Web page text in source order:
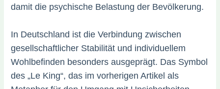
damit die psychische Belastung der Bevölkerung.
In Deutschland ist die Verbindung zwischen
gesellschaftlicher Stabilität und individuellem
Wohlbefinden besonders ausgeprägt. Das Symbol
des „Le King“, das im vorherigen Artikel als